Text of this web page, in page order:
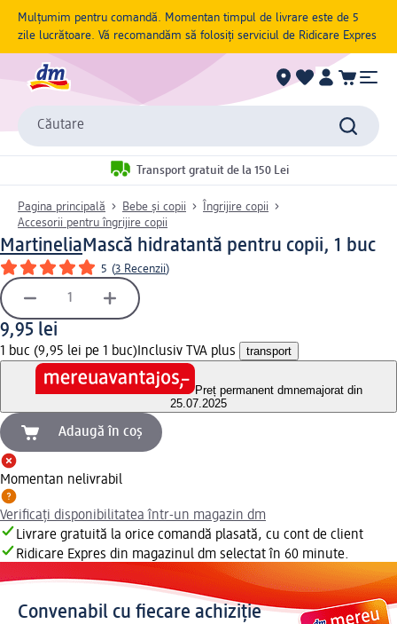
Mulțumim pentru comandă. Momentan timpul de livrare este de 5
zile lucrătoare. Vă recomandăm să folosiți serviciul de Ridicare Expres
Căutare
Transport gratuit de la 150 Lei
Pagina principală Bebe și copii
Îngrijire copii
Accesorii pentru îngrijire copii
MartineliaMască hidratantă pentru copii, 1 buc
5 (3 Recenzii)
9,95 lei
1 buc (9,95 lei pe 1 buc) Inclusiv TVA plus transport
Preț permanent dmnemajorat din
25.07.2025
Adaugă în coș
Momentan nelivrabil
Verificați disponibilitatea într-un magazin dm
Livrare gratuită la orice comandă plasată, cu cont de client
Ridicare Expres din magazinul dm selectat în 60 minute.
Convenabil cu fiecare achiziție